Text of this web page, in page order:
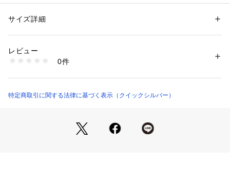
利です。
性別：メンズ
プ・ビーニー
1120000042718
サイズ詳細
レビュー
0件
特定商取引に関する法律に基づく表示（クイックシルバー）